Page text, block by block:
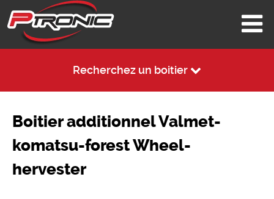
Recherchez un boitier
Boitier additionnel Valmet-
komatsu-forest Wheel-
hervester